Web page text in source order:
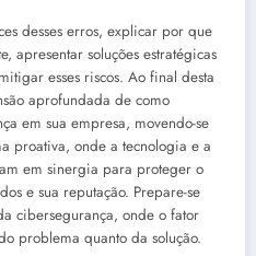
desses erros, explicar por que
apresentar soluções estratégicas
esses riscos. Ao final desta
aprofundada de como
em sua empresa, movendo-se
proativa, onde a tecnologia e a
em sinergia para proteger o
e sua reputação. Prepare-se
cibersegurança, onde o fator
problema quanto da solução.